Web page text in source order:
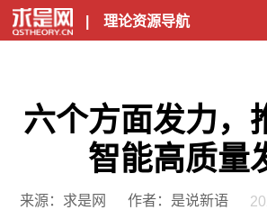
| 理论资源导航
六个方面发力，
智能高质量
来源：求是网 作者：是说新语